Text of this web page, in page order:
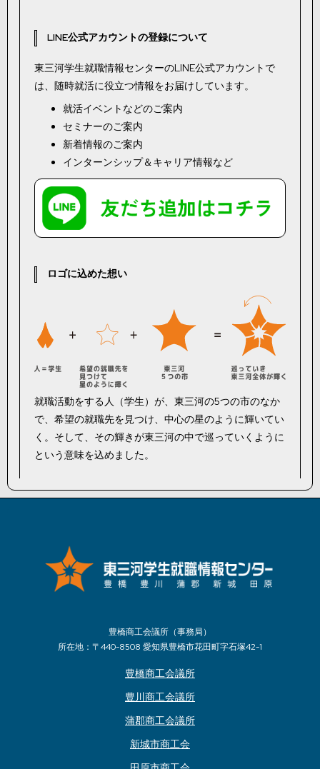
LINE公式アカウントの登録について
東三河学生就職情報センターのLINE公式アカウントで
は、随時就活に役立つ情報をお届けしています。
就活イベントなどのご案内
セミナーのご案内
新着情報のご案内
インターンシップ＆キャリア情報など
ロゴに込めた想い
就職活動をする人（学生）が、東三河の5つの市のなか
で、希望の就職先を見つけ、中心の星のように輝いてい
く。そして、その輝きが東三河の中で巡っていくように
という意味を込めました。
豊橋商工会議所（事務局）
所在地：〒440-8508 愛知県豊橋市花田町字石塚42-1
豊橋商工会議所
豊川商工会議所
蒲郡商工会議所
新城市商工会